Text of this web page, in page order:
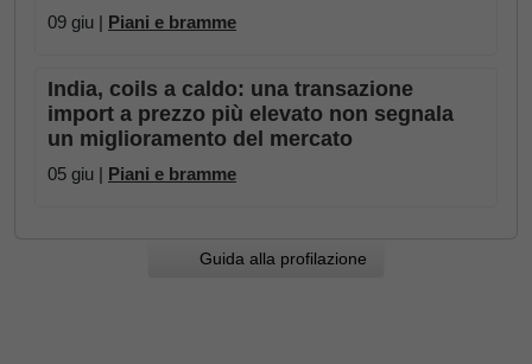
09 giu | Piani e bramme
India, coils a caldo: una transazione
import a prezzo più elevato non segnala
un miglioramento del mercato
05 giu | Piani e bramme
Guida alla profilazione